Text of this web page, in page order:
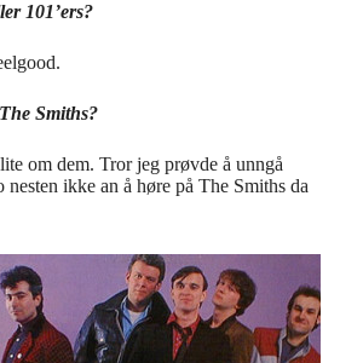
101’ers?
Smiths?
om dem. Tror jeg prøvde å unngå
ikke an å høre på The Smiths da